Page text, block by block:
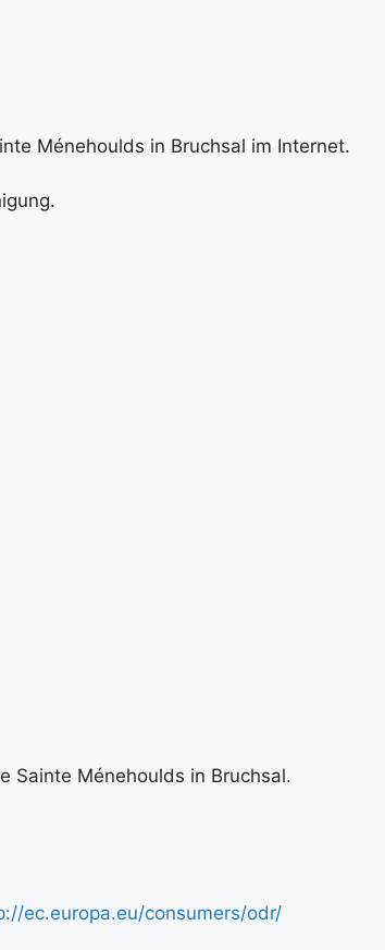
Ménehoulds in Bruchsal im Internet.
Sainte Ménehoulds in Bruchsal.
ec.europa.eu/consumers/odr/